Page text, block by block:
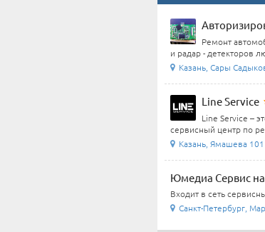
Ремонт
и радар - детекторов
Казань, Сары
Line Service
Line Service –
сервисный центр по
Казань, Ямашева 101
Юмедиа Сервис
Входит в сеть
Санкт-Петербург,